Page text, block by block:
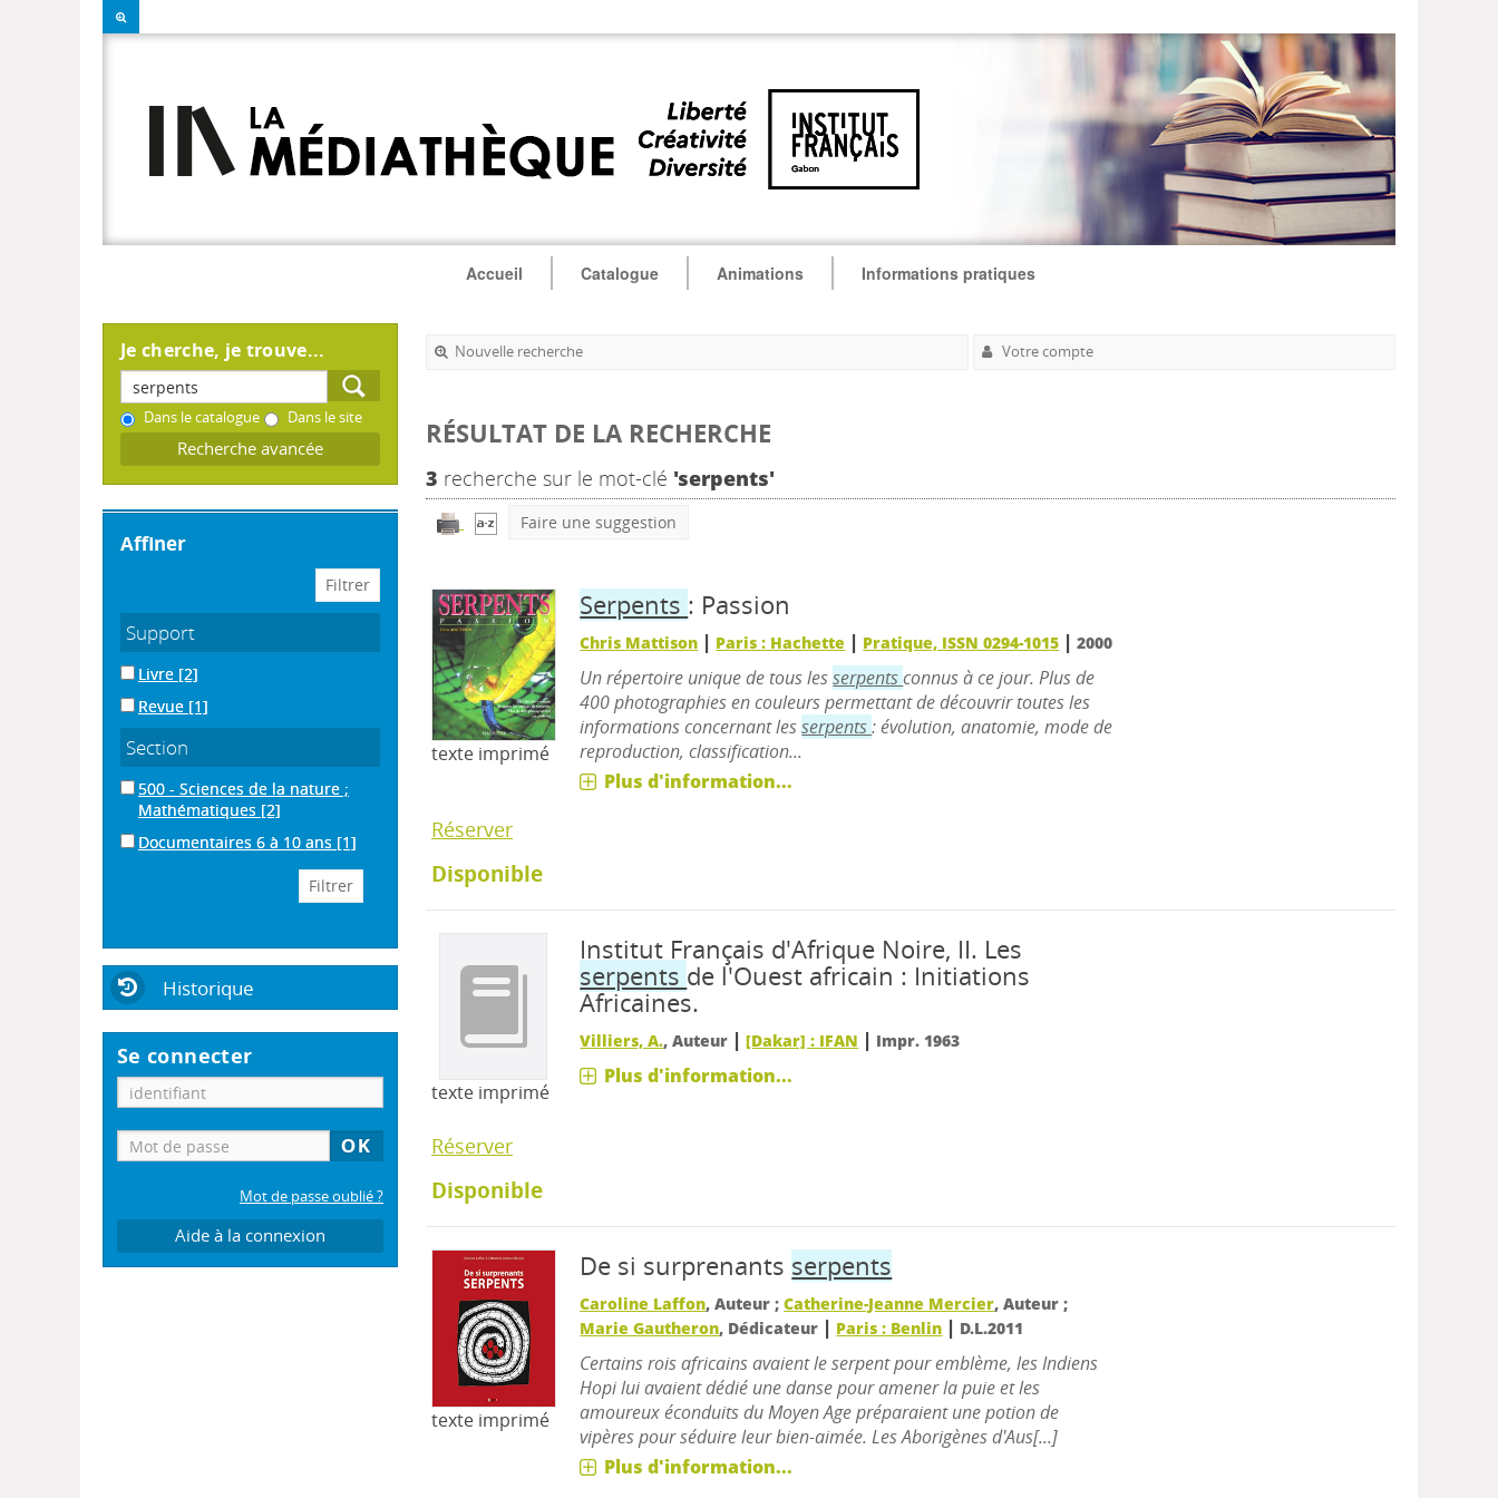
Accueil Catalogue Animations Informations pratiques
Je cherche, je trouve...
Dans le catalogue Dans le site
Recherche avancée
affiner
Support
Livre [2]
Revue [1]
Section
500 - Sciences de la nature ;
Mathématiques [2]
Documentaires 6 à 10 ans [1]
Historique
Se connecter
Mot de passe oublié ?
Aide à la connexion
Nouvelle recherche Votre compte
RÉSULTAT DE LA RECHERCHE
3 recherche sur le mot-clé 'serpents'
Faire une suggestion
texte imprimé
Serpents : Passion
Chris Mattison | Paris : Hachette | Pratique, ISSN 0294-1015 |2000
Un répertoire unique de tous lesserpentsconnus à ce jour. Plus de
400 photographies en couleurs permettant de découvrir toutes les
informations concernant lesserpents: évolution, anatomie, mode de
reproduction, classification...
Plus d'information...
Réserver
Disponible
texte imprimé
Institut Français d'Afrique Noire, II. Les
serpents de l'Ouest africain : Initiations
Africaines.
Villiers, A., Auteur |[Dakar] : IFAN | Impr. 1963
Plus d'information...
Réserver
Disponible
texte imprimé
De si surprenants serpents
Caroline Laffon, Auteur ;Catherine-Jeanne Mercier, Auteur ;
Marie Gautheron, Dédicateur | Paris : Benlin | D.L.2011
Certains rois africains avaient le serpent pour emblème, les Indiens
Hopi lui avaient dédié une danse pour amener la puie et les
amoureux éconduits du Moyen Age préparaient une potion de
vipères pour séduire leur bien-aimée. Les Aborigènes d'Aus[...]
Plus d'information...